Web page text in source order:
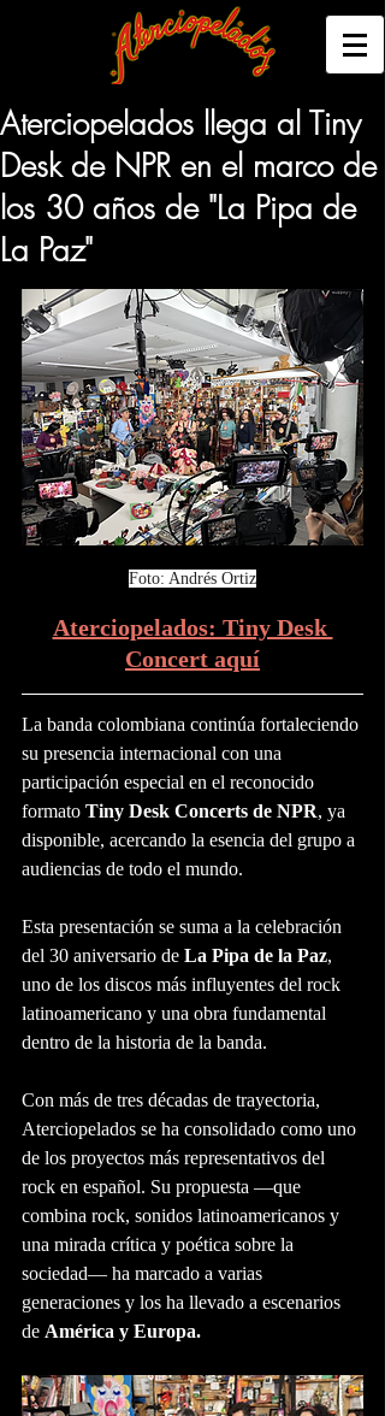
Aterciopelados llega al Tiny
Desk de NPR en el marco de
los 30 años de "La Pipa de
La Paz"
Foto: Andrés Ortiz
Aterciopelados: Tiny Desk
Concert aquí
La banda colombiana continúa fortaleciendo
su presencia internacional con una
participación especial en el reconocido
formato Tiny Desk Concerts de NPR, ya
disponible, acercando la esencia del grupo a
audiencias de todo el mundo.
Esta presentación se suma a la celebración
del 30 aniversario de La Pipa de la Paz,
uno de los discos más influyentes del rock
latinoamericano y una obra fundamental
dentro de la historia de la banda.
Con más de tres décadas de trayectoria,
Aterciopelados se ha consolidado como uno
de los proyectos más representativos del
rock en español. Su propuesta —que
combina rock, sonidos latinoamericanos y
una mirada crítica y poética sobre la
sociedad— ha marcado a varias
generaciones y los ha llevado a escenarios
de América y Europa.